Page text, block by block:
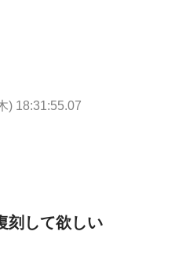
) 18:31:55.07
刻して欲しい